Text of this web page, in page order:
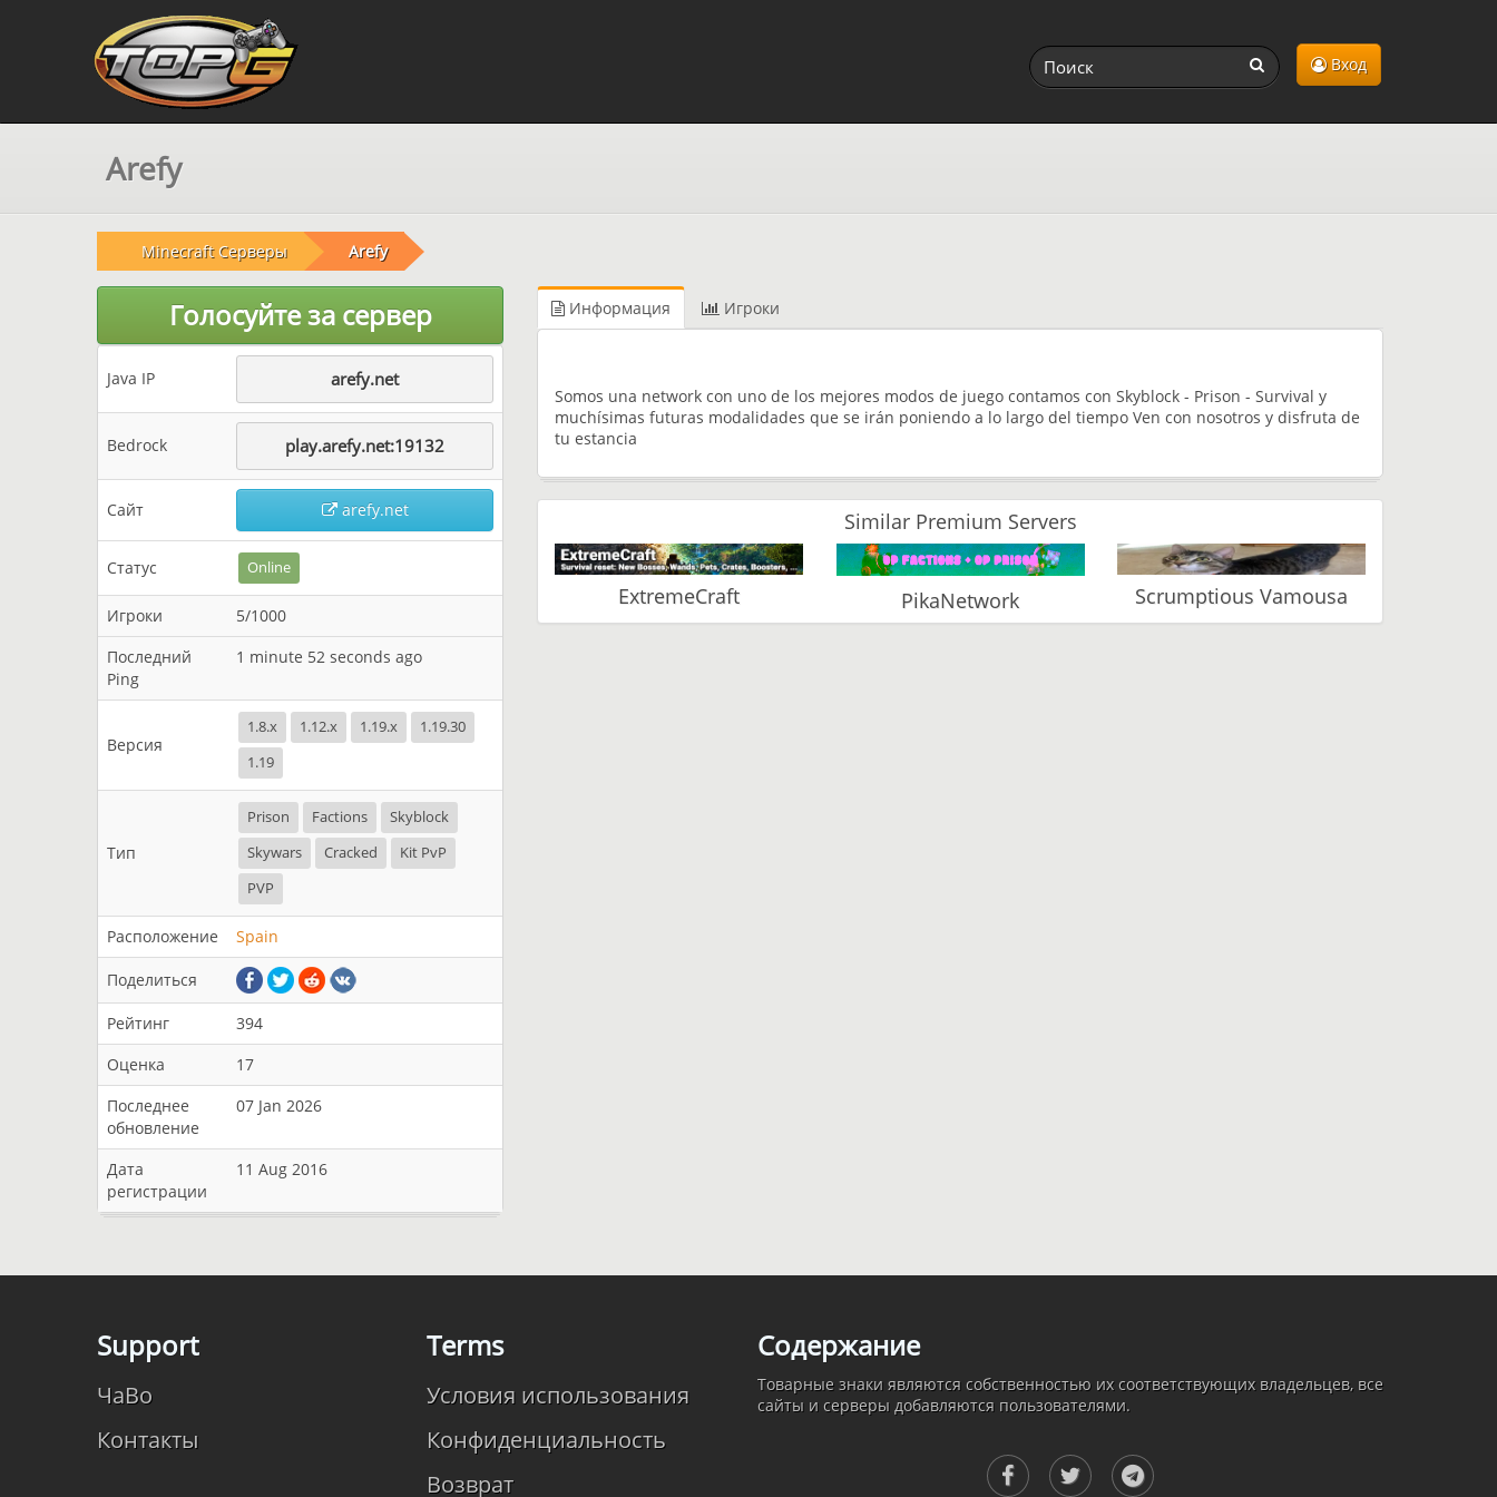
Вход
Arefy
Minecraft Серверы Arefy
Голосуйте за сервер
Java IP arefy.net
Bedrock play.arefy.net:19132
Сайт arefy.net
Статус Online
Игроки
5/1000
Последний
Ping
1 minute 52 seconds ago
Версия
1.8.x 1.12.x 1.19.x
1.19.30
1.19
Тип
Prison Factions
Skyblock
Skywars
Cracked
Kit PvP
PVP
Расположение Spain
Поделиться
Рейтинг
394
Оценка
17
Последнее
обновление
07 Jan 2026
Дата
регистрации
11 Aug 2016
Информация Игроки
Somos una network con uno de los mejores modos de juego contamos con Skyblock - Prison - Survival y
muchísimas futuras modalidades que se irán poniendo a lo largo del tiempo Ven con nosotros y disfruta de
tu estancia
Similar Premium Servers
ExtremeCraft PikaNetwork Scrumptious Vamousa
Support
ЧаВо
Контакты
Terms
Условия использования
Конфиденциальность
Возврат
Содержание
Товарные знаки являются собственностью их соответствующих владельцев, все
сайты и серверы добавляются пользователями.